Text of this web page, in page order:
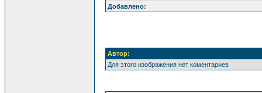
Добавлено:
Автор:
Для этого изображения нет коментариев